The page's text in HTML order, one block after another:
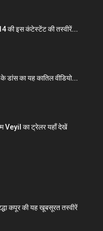
की इस कंटेस्टेंट की तस्वीरें...
डांस का यह कातिल वीडियो...
Veyil का ट्रेलर यहाँ देखें
कपूर की यह खूबसूरत तस्वीरें